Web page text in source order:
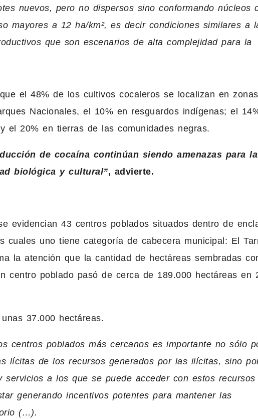
nuevos, pero no dispersos sino conformando núcleos
mayores a 12 ha/km², es decir condiciones similares a
que son escenarios de alta complejidad para la
el 48% de los cultivos cocaleros se localizan en
Nacionales, el 10% en resguardos indígenas; el
el 20% en tierras de las comunidades negras.
de cocaína continúan siendo amenazas para la
biológica y cultural”, advierte.
evidencian 43 centros poblados situados dentro de
cuales uno tiene categoría de cabecera municipal: El
la atención que la cantidad de hectáreas sembradas
centro poblado pasó de cerca de 189.000 hectáreas en
37.000 hectáreas.
centros poblados más cercanos es importante no sólo
lícitas de los recursos generados por las ilícitas, sino
servicios a los que se puede acceder con estos recursos
generando incentivos potentes para mantener las
(…).